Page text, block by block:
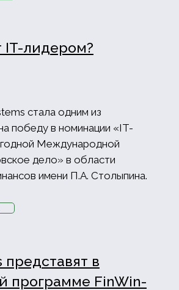
IT-лидером?
стала одним из
победу в номинации «IT-
Международной
дело» в области
имени П.А. Столыпина.
представят в
программе FinWin-